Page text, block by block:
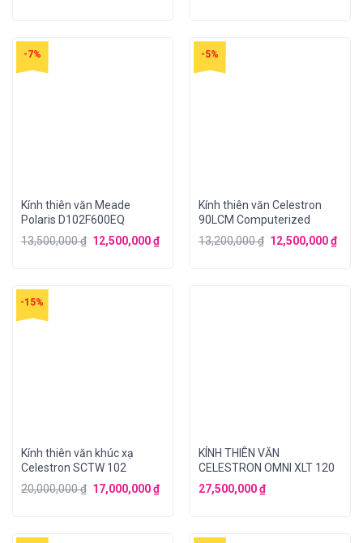
-7%
Kính thiên văn Meade
Polaris D102F600EQ
13,500,000₫ 12,500,000₫
-5%
Kính thiên văn Celestron
90LCM Computerized
13,200,000₫ 12,500,000₫
-15%
Kính thiên văn khúc xạ
Celestron SCTW 102
20,000,000₫ 17,000,000₫
KÍNH THIÊN VĂN
CELESTRON OMNI XLT 120
27,500,000₫